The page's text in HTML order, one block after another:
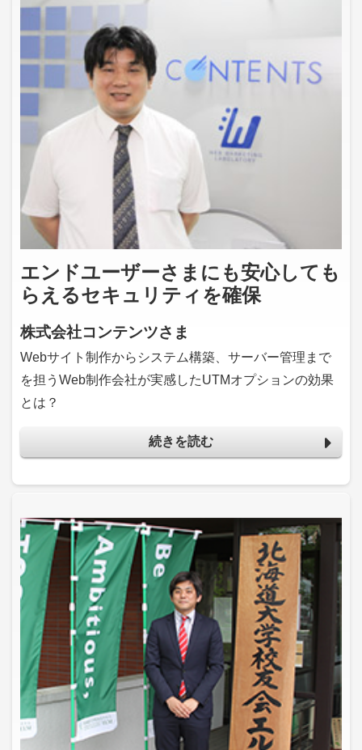
エンドユーザーさまにも安心しても
らえるセキュリティを確保
株式会社コンテンツさま
Webサイト制作からシステム構築、サーバー管理まで
を担うWeb制作会社が実感したUTMオプションの効果
とは？
続きを読む